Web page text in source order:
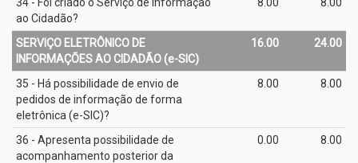
ao Cidadão?
SERVIÇO ELETRÔNICO DE
INFORMAÇÕES AO CIDADÃO (e­-SIC)
16.00 24.00
35 - Há possibilidade de envio de
pedidos de informação de forma
eletrônica (e­-SIC)?
8.00 8.00
36 - Apresenta possibilidade de
acompanhamento posterior da
0.00 8.00